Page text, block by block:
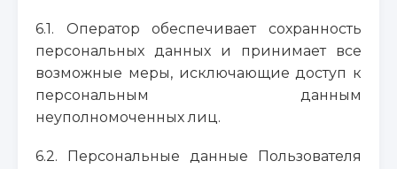
6.1. Оператор обеспечивает сохранность
персональных данных и принимает все
возможные меры, исключающие доступ к
персональным данным
неуполномоченных лиц.
6.2. Персональные данные Пользователя